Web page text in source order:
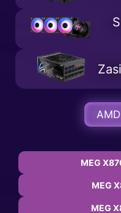
AMD
MEG
MEG
MEG